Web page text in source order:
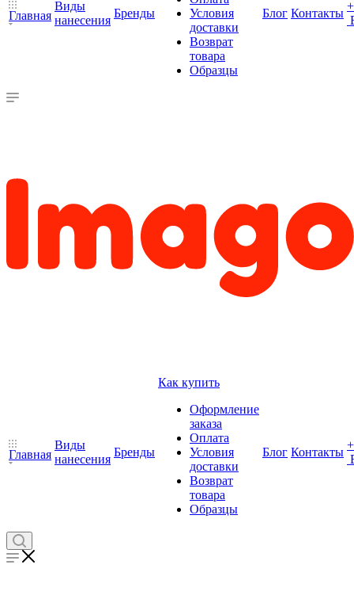
Главная
Виды
нанесения
Бренды
Условия
доставки
Возврат
товара
Образцы
Блог Контакты
+
Главная
Виды
нанесения
Бренды
Как купить
Оформление
заказа
Оплата
Условия
доставки
Возврат
товара
Образцы
Блог Контакты
+